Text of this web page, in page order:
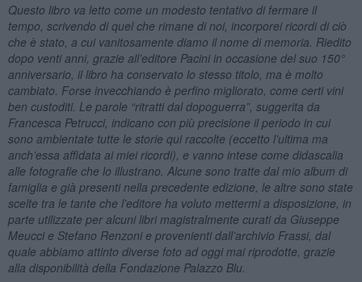
Questo libro va letto come un modesto tentativo di fermare il
tempo, scrivendo di quel che rimane di noi, incorporei ricordi di ciò
che è stato, a cui vanitosamente diamo il nome di memoria. Riedito
dopo venti anni, grazie all’editore Pacini in occasione del suo 150°
anniversario, il libro ha conservato lo stesso titolo, ma è molto
cambiato. Forse invecchiando è perfino migliorato, come certi vini
ben custoditi. Le parole “ritratti dal dopoguerra”, suggerita da
Francesca Petrucci, indicano con più precisione il periodo in cui
sono ambientate tutte le storie qui raccolte (eccetto l’ultima ma
anch’essa affidata ai miei ricordi), e vanno intese come didascalia
alle fotografie che lo illustrano. Alcune sono tratte dal mio album di
famiglia e già presenti nella precedente edizione, le altre sono state
scelte tra le tante che l’editore ha voluto mettermi a disposizione, in
parte utilizzate per alcuni libri magistralmente curati da Giuseppe
Meucci e Stefano Renzoni e provenienti dall’archivio Frassi, dal
quale abbiamo attinto diverse foto ad oggi mai riprodotte, grazie
alla disponibilità della Fondazione Palazzo Blu.